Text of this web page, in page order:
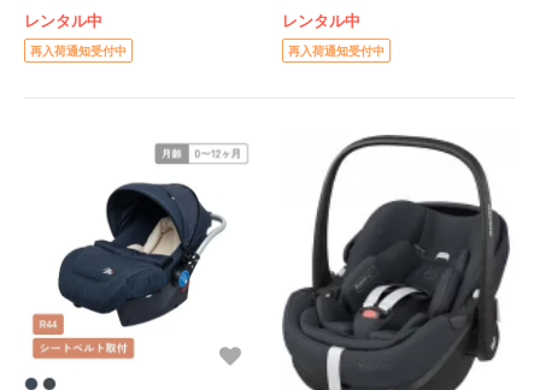
(Maxi-Cosi)
レンタル中
再入荷通知受付中
レンタル中
再入荷通知受付中